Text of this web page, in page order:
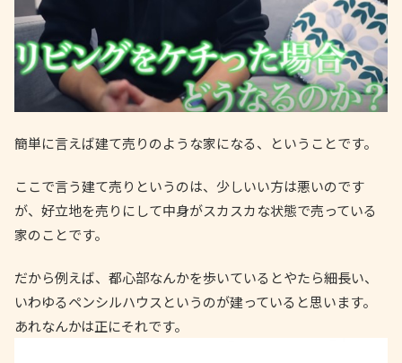
簡単に言えば建て売りのような家になる、ということです。
ここで言う建て売りというのは、少しいい方は悪いのです
が、好立地を売りにして中身がスカスカな状態で売っている
家のことです。
だから例えば、都心部なんかを歩いているとやたら細長い、
いわゆるペンシルハウスというのが建っていると思います。
あれなんかは正にそれです。